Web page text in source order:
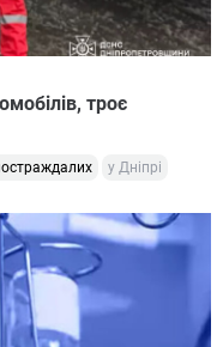
троє
у Дніпрі